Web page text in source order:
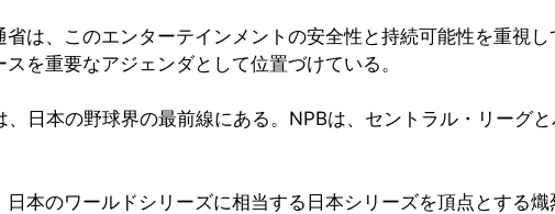
は、このエンターテインメントの安全性と持続可能性を重視
を重要なアジェンダとして位置づけている。
日本の野球界の最前線にある。NPBは、セントラル・リーグ
本のワールドシリーズに相当する日本シリーズを頂点とする